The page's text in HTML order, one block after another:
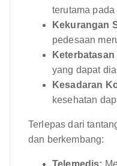
terutama pada
Kekurangan
pedesaan
yang dapat
Kesadaran
kesehatan
Terlepas dari
dan berkembang:
Telemedis: